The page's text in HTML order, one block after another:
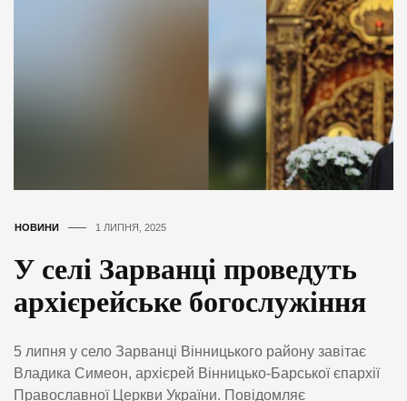
НОВИНИ 1 ЛИПНЯ, 2025
У селі Зарванці проведуть
архієрейське богослужіння
5 липня у село Зарванці Вінницького району завітає
Владика Симеон, архієрей Вінницько-Барської єпархії
Православної Церкви України. Повідомляє